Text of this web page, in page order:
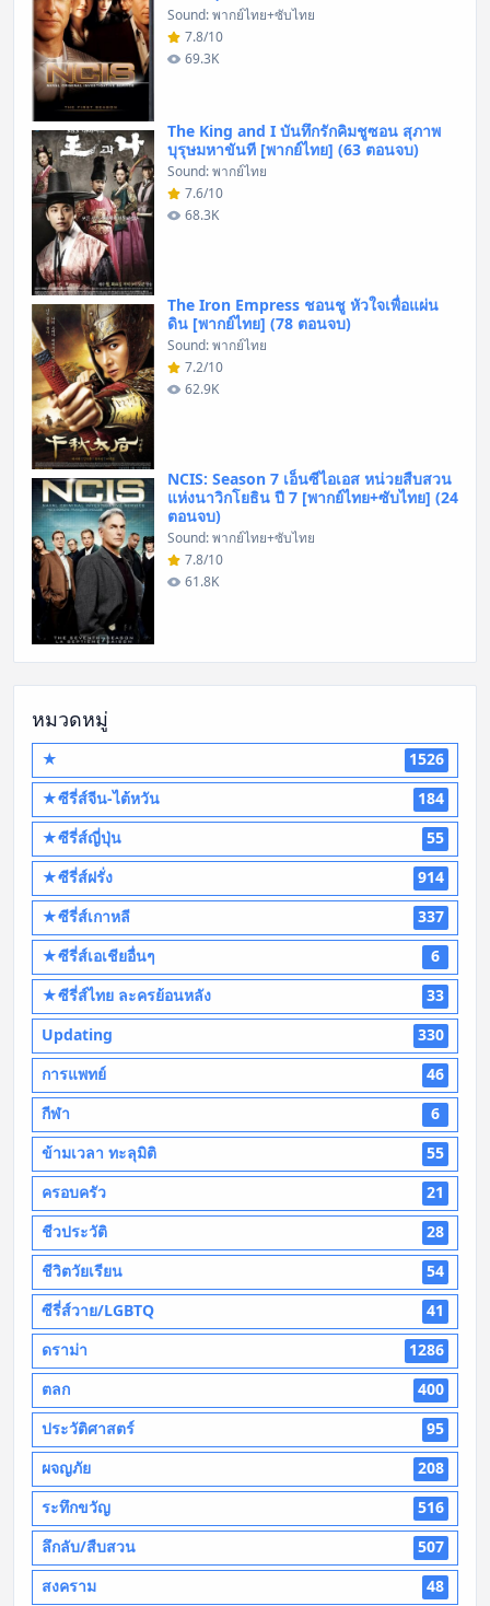
Sound: พากย์ไทย+ซับไทย
7.8/10
69.3K
The King and I บันทึกรักคิมชูซอน สุภาพ
บุรุษมหาขันที [พากย์ไทย] (63 ตอนจบ)
Sound: พากย์ไทย
7.6/10
68.3K
The Iron Empress ชอนชู หัวใจเพื่อแผ่น
ดิน [พากย์ไทย] (78 ตอนจบ)
Sound: พากย์ไทย
7.2/10
62.9K
NCIS: Season 7 เอ็นซีไอเอส หน่วยสืบสวน
แห่งนาวิกโยธิน ปี 7 [พากย์ไทย+ซับไทย] (24
ตอนจบ)
Sound: พากย์ไทย+ซับไทย
7.8/10
61.8K
หมวดหมู่
★
1526
★ซีรี่ส์จีน-ไต้หวัน
184
★ซีรี่ส์ญี่ปุ่น
55
★ซีรี่ส์ฝรั่ง
914
★ซีรี่ส์เกาหลี
337
★ซีรี่ส์เอเชียอื่นๆ
6
★ซีรี่ส์ไทย ละครย้อนหลัง
33
Updating
330
การแพทย์
46
กีฬา
6
ข้ามเวลา ทะลุมิติ
55
ครอบครัว
21
ชีวประวัติ
28
ชีวิตวัยเรียน
54
ซีรี่ส์วาย/LGBTQ
41
ดราม่า
1286
ตลก
400
ประวัติศาสตร์
95
ผจญภัย
208
ระทึกขวัญ
516
ลึกลับ/สืบสวน
507
สงคราม
48